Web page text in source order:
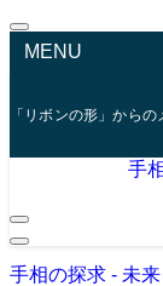
MENU
「リボンの形」から
手
手相の探求 - 未